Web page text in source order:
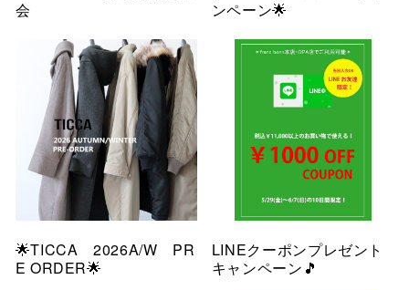
会
ンペーン🌟
🌟TICCA 2026A/W PR
E ORDER🌟
LINEクーポンプレゼント
キャンペーン🎵